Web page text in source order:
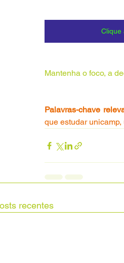
Clique
Mantenha o foco, a
Palavras-chave
que estudar
recentes